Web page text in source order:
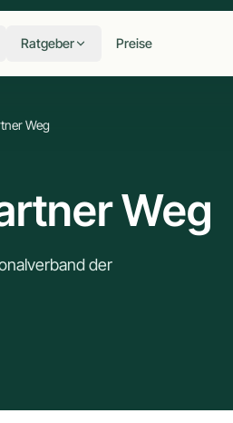
Ratgeber Preise
Weg
Weg
der